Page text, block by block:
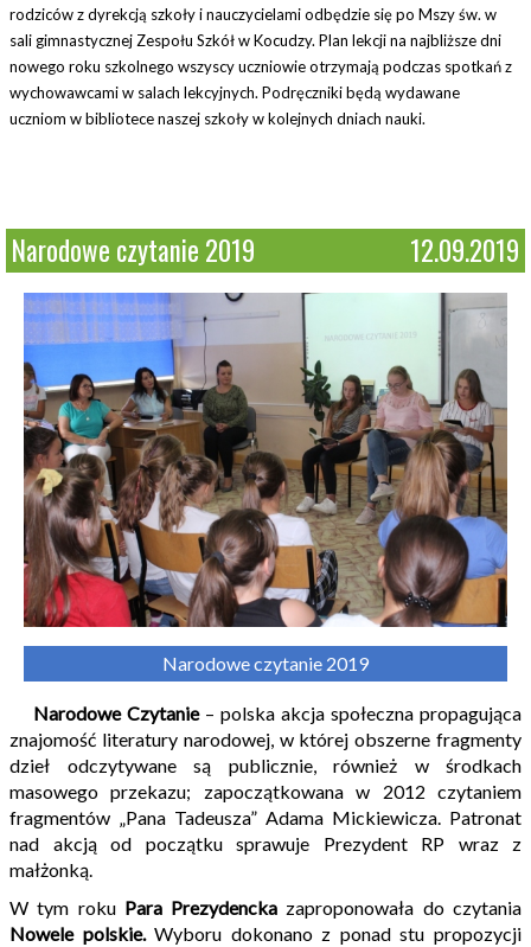
rodziców z dyrekcją szkoły i nauczycielami odbędzie się po Mszy św. w
sali gimnastycznej Zespołu Szkół w Kocudzy. Plan lekcji na najbliższe dni
nowego roku szkolnego wszyscy uczniowie otrzymają podczas spotkań z
wychowawcami w salach lekcyjnych. Podręczniki będą wydawane
uczniom w bibliotece naszej szkoły w kolejnych dniach nauki.
Narodowe czytanie 2019 12.09.2019
Narodowe czytanie 2019
Narodowe Czytanie– polska akcja społeczna propagująca
znajomość literatury narodowej, w której obszerne fragmenty
dzieł odczytywane są publicznie, również w środkach
masowego przekazu; zapoczątkowana w 2012 czytaniem
fragmentów „Pana Tadeusza” Adama Mickiewicza. Patronat
nad akcją od początku sprawuje Prezydent RP wraz z
małżonką.
W tym roku Para Prezydencka zaproponowała do czytania
Nowele polskie.Wyboru dokonano z ponad stu propozycji